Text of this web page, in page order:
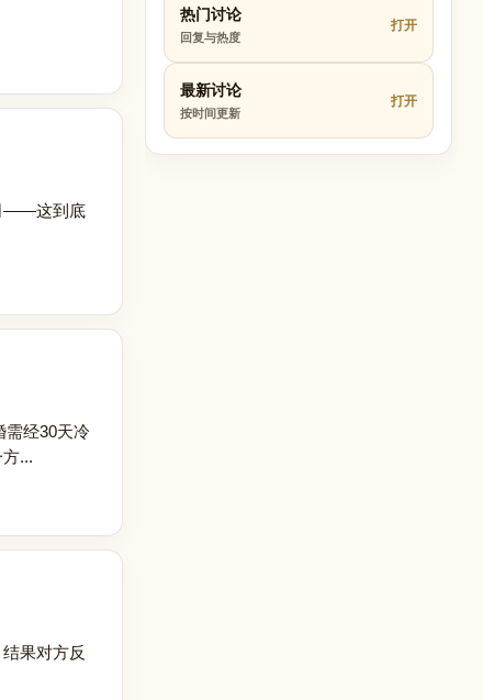
——这到底
需经30天冷
...
果对方反
热门讨论
回复与热度
打开
最新讨论
按时间更新
打开